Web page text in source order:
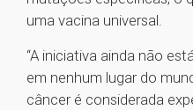
uma vacina universal.
“A iniciativa ainda não
em nenhum lugar do
câncer é considerada